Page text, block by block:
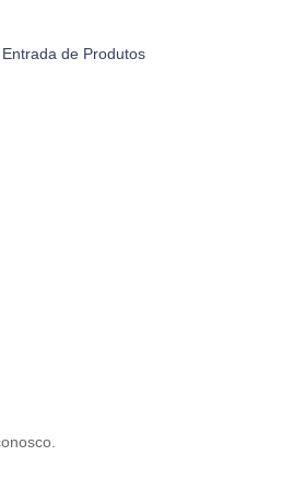
de Produtos